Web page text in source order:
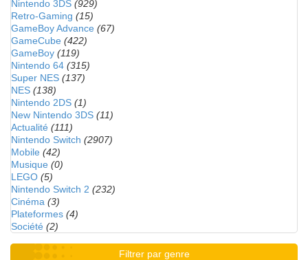
Nintendo 3DS (929)
Retro-Gaming (15)
GameBoy Advance (67)
GameCube (422)
GameBoy (119)
Nintendo 64 (315)
Super NES (137)
NES (138)
Nintendo 2DS (1)
New Nintendo 3DS (11)
Actualité (111)
Nintendo Switch (2907)
Mobile (42)
Musique (0)
LEGO (5)
Nintendo Switch 2 (232)
Cinéma (3)
Plateformes (4)
Société (2)
Filtrer par genre